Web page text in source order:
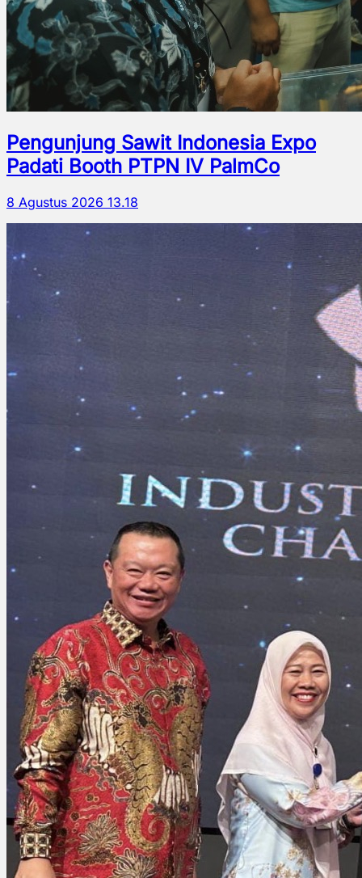
Pengunjung Sawit Indonesia Expo
Padati Booth PTPN IV PalmCo
8 Agustus 2026 13.18